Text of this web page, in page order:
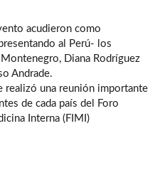
acudieron como
al Perú- los
Diana Rodríguez
Andrade.
realizó una reunión importante
de cada país del Foro
Interna (FIMI)